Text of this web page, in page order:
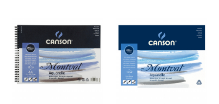
Quickview Quickview
preferiti
al
confronto
preferiti
al